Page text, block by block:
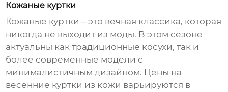
Кожаные куртки
Кожаные куртки – это вечная классика, которая
никогда не выходит из моды. В этом сезоне
актуальны как традиционные косухи, так и
более современные модели с
минималистичным дизайном. Цены на
весенние куртки из кожи варьируются в